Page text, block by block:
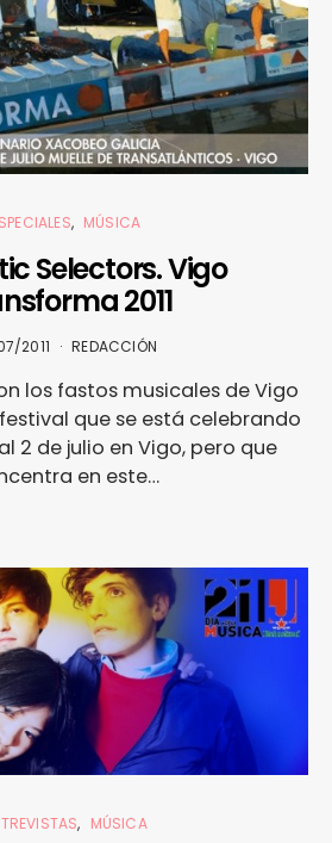
MÚSICA
Selectors. Vigo
2011
2011 REDACCIÓN
los fastos musicales de Vigo
que se está celebrando
2 de julio en Vigo, pero que
en este…
MÚSICA